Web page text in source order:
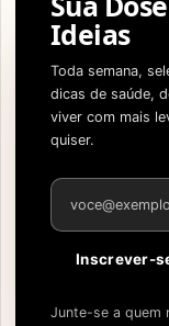
Ideias
Toda semana,
dicas de saúde,
viver com mais
quiser.
Endereço de e-mail
Inscrever-
Junte-se a quem